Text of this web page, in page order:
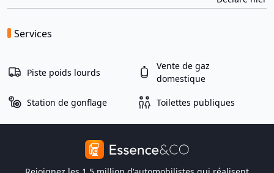
Services
Piste poids lourds
Vente de gaz
domestique
Station de gonflage Toilettes publiques